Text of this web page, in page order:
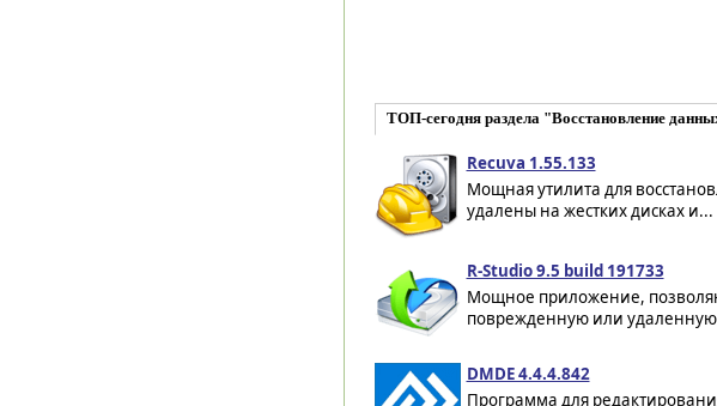
ТОП-сегодня раздела "Восстановление
Recuva 1.55.133
Мощная утилита для
удалены на жестких дисках и...
R-Studio 9.5 build 191733
Мощное приложение,
поврежденную или
DMDE 4.4.4.842
Программа для